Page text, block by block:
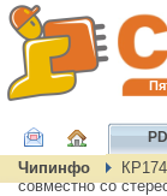
Чипинфо
совместно со